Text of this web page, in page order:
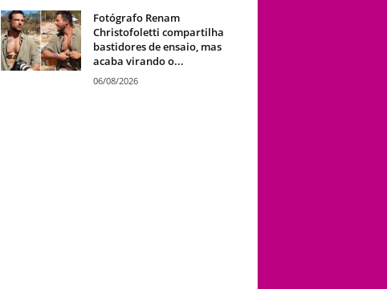
Fotógrafo Renam
Christofoletti compartilha
bastidores de ensaio, mas
acaba virando o...
06/08/2026